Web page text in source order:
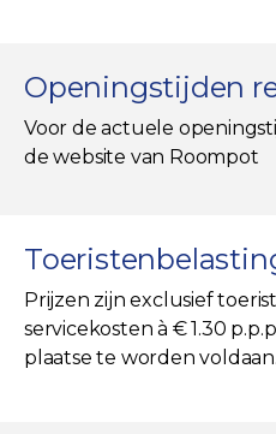
Openingstijden
Voor de actuele
de website van Roompot
Prijzen zijn exclusief
servicekosten à € 1.30
plaatse te worden voldaan.